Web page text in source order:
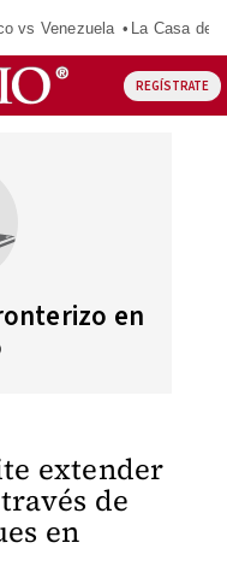
vs Venezuela La Casa de
REGÍSTRATE
en
extender
de
en